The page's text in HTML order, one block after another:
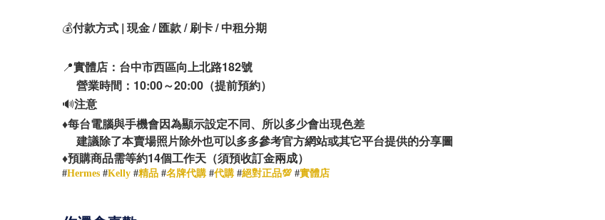
💰付款方式 | 現金 / 匯款 / 刷卡 / 中租分期
📍實體店：台中市西區向上北路182號
營業時間：10:00～20:00（提前預約）
🔊注意
♦️每台電腦與手機會因為顯示設定不同、所以多少會出現色差
建議除了本賣場照片除外也可以多多參考官方網站或其它平台提供的分享圖
♦️預購商品需等約14個工作天（須預收訂金兩成）
#Hermes #Kelly #精品 #名牌代購 #代購 #絕對正品💯 #實體店